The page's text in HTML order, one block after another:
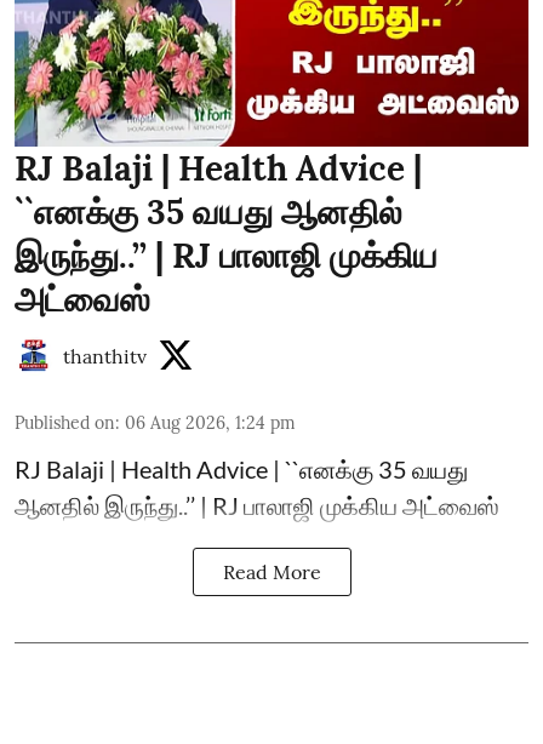
RJ Balaji | Health Advice |
``எனக்கு 35 வயது ஆனதில்
இருந்து..’’ | RJ பாலாஜி முக்கிய
அட்வைஸ்
thanthitv
Published on: 06 Aug 2026, 1:24 pm
RJ Balaji | Health Advice | ``எனக்கு 35 வயது
ஆனதில் இருந்து..’’ | RJ பாலாஜி முக்கிய அட்வைஸ்
Read More